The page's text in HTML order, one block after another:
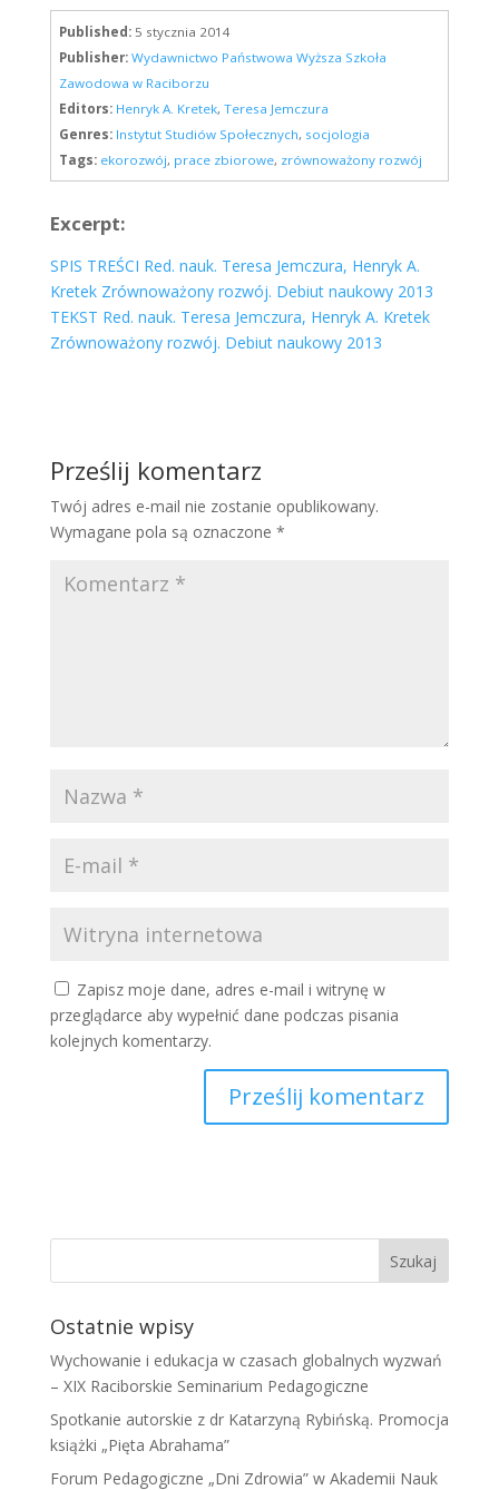
Published: 5 stycznia 2014
Publisher: Wydawnictwo Państwowa Wyższa Szkoła
Zawodowa w Raciborzu
Editors: Henryk A. Kretek, Teresa Jemczura
Genres: Instytut Studiów Społecznych, socjologia
Tags: ekorozwój, prace zbiorowe, zrównoważony rozwój
Excerpt:
SPIS TREŚCI Red. nauk. Teresa Jemczura, Henryk A.
Kretek Zrównoważony rozwój. Debiut naukowy 2013
TEKST Red. nauk. Teresa Jemczura, Henryk A. Kretek
Zrównoważony rozwój. Debiut naukowy 2013
Prześlij komentarz
Twój adres e-mail nie zostanie opublikowany.
Wymagane pola są oznaczone *
Zapisz moje dane, adres e-mail i witrynę w
przeglądarce aby wypełnić dane podczas pisania
kolejnych komentarzy.
Ostatnie wpisy
Wychowanie i edukacja w czasach globalnych wyzwań
– XIX Raciborskie Seminarium Pedagogiczne
Spotkanie autorskie z dr Katarzyną Rybińską. Promocja
książki „Pięta Abrahama”
Forum Pedagogiczne „Dni Zdrowia” w Akademii Nauk